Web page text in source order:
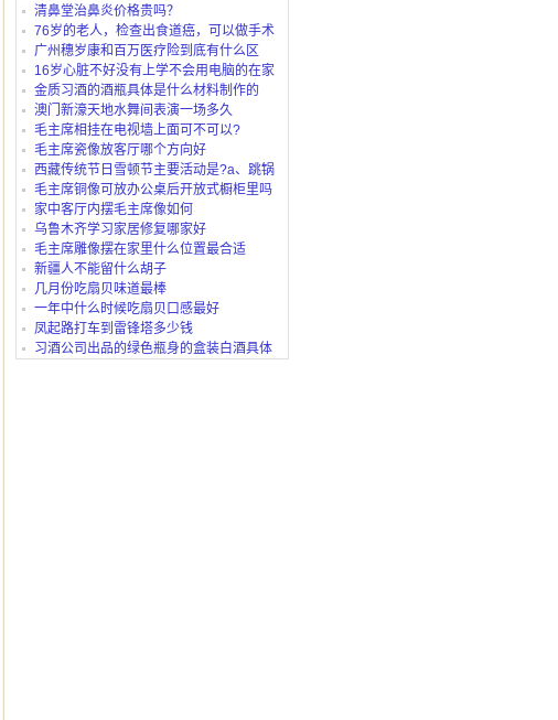
清鼻堂治鼻炎价格贵吗？
76岁的老人，检查出食道癌，可以做手术
吗？广州穗岁康和百万医疗险到底有什么区
别？有了穗岁还
16岁心脏不好没有上学不会用电脑的在家
里可以上什么
金质习酒的酒瓶具体是什么材料制作的
澳门新濠天地水舞间表演一场多久
毛主席相挂在电视墙上面可不可以?
毛主席瓷像放客厅哪个方向好
西藏传统节日雪顿节主要活动是?a、跳锅
庄b、藏马c、
毛主席铜像可放办公桌后开放式橱柜里吗
家中客厅内摆毛主席像如何
乌鲁木齐学习家居修复哪家好
毛主席雕像摆在家里什么位置最合适
新疆人不能留什么胡子
几月份吃扇贝味道最棒
一年中什么时候吃扇贝口感最好
凤起路打车到雷锋塔多少钱
习酒公司出品的绿色瓶身的盒装白酒具体